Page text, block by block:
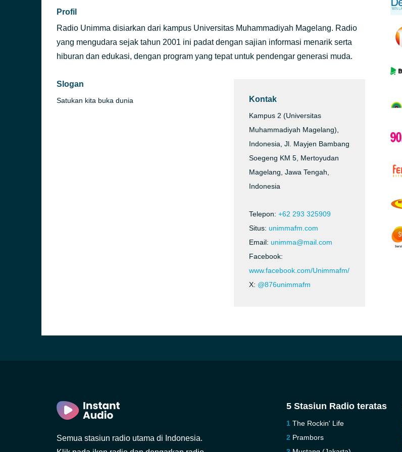
Profil
Radio Unimma disiarkan dari kampus Universitas Muhammadiyah Magelang. Radio
yang mengudara sejak tahun 2001 ini padat dengan sajian informasi menarik serta
hiburan dan edukasi, dengan program yang tepat untuk pendengar generasi muda.
Slogan
Satukan kita buka dunia Kontak
Kampus 2 (Universitas
Muhammadiyah Magelang),
Indonesia, Jl. Mayjen Bambang
Soegeng KM 5, Mertoyudan
Magelang, Jawa Tengah,
Indonesia
Telepon: +62 293 325909
Situs: unimmafm.com
Email: unimma@mail.com
Facebook:
www.facebook.com/Unimmafm/
X: @876unimmafm
Semua stasiun radio utama di Indonesia.
5 Stasiun Radio teratas
The Rockin' Life
Prambors